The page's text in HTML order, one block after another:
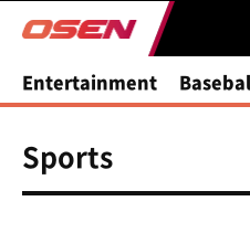
Entertainment
Sports